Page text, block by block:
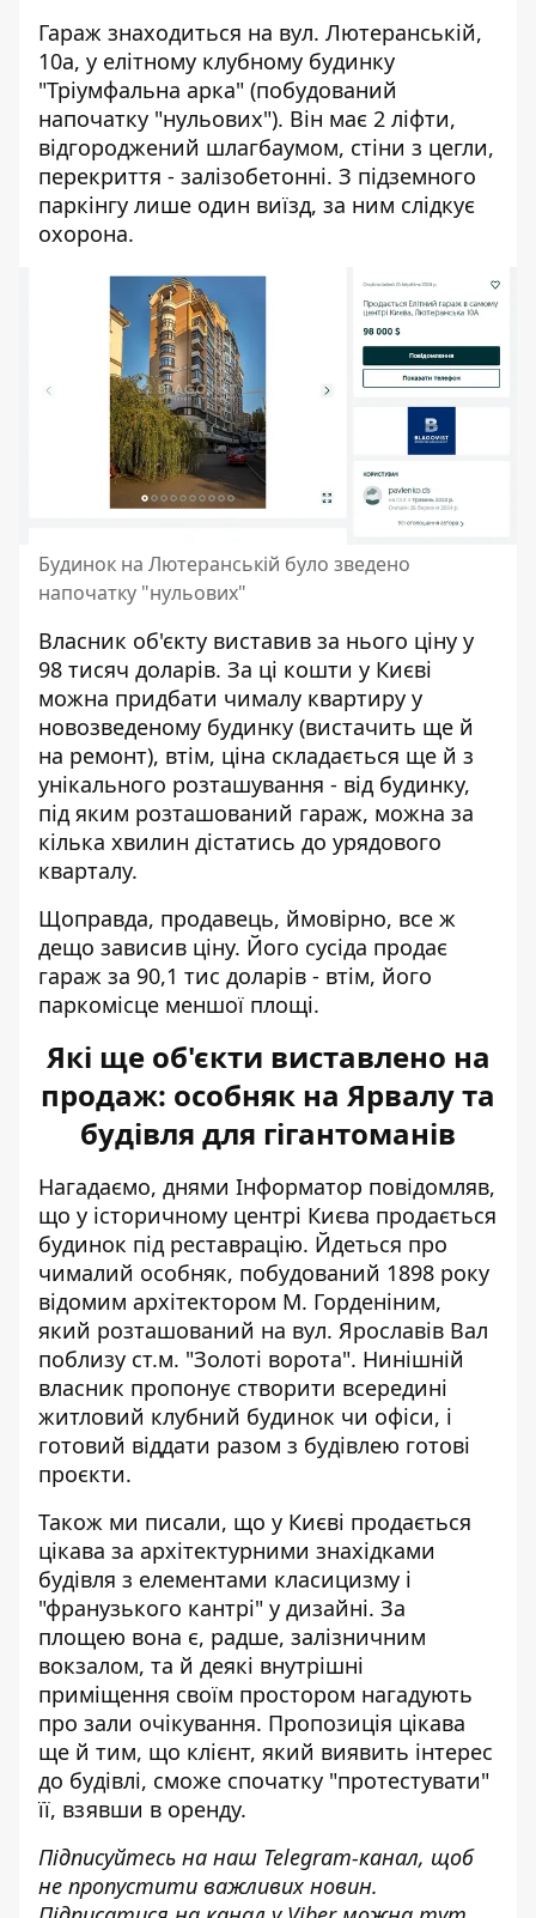
Гараж знаходиться на вул. Лютеранській,
10а, у елітному клубному будинку
"Тріумфальна арка" (побудований
напочатку "нульових"). Він має 2 ліфти,
відгороджений шлагбаумом, стіни з цегли,
перекриття - залізобетонні. З підземного
паркінгу лише один виїзд, за ним слідкує
охорона.
Будинок на Лютеранській було зведено
напочатку "нульових"
Власник об'єкту виставив за нього ціну у
98 тисяч доларів. За ці кошти у Києві
можна придбати чималу квартиру у
новозведеному будинку (вистачить ще й
на ремонт), втім, ціна складається ще й з
унікального розташування - від будинку,
під яким розташований гараж, можна за
кілька хвилин дістатись до урядового
кварталу.
Щоправда, продавець, ймовірно, все ж
дещо зависив ціну. Його сусіда продає
гараж за 90,1 тис доларів - втім, його
паркомісце меншої площі.
Які ще об'єкти виставлено на
продаж: особняк на Ярвалу та
будівля для гігантоманів
Нагадаємо, днями Інформатор повідомляв,
що у історичному центрі Києва продається
будинок під реставрацію. Йдеться про
чималий особняк, побудований 1898 року
відомим архітектором М. Горденіним,
який розташований на вул. Ярославів Вал
поблизу ст.м. "Золоті ворота". Нинішній
власник пропонує створити всередині
житловий клубний будинок чи офіси, і
готовий віддати разом з будівлею готові
проєкти.
Також ми писали, що у Києві продається
цікава за архітектурними знахідками
будівля з елементами класицизму і
"франузького кантрі" у дизайні. За
площею вона є, радше, залізничним
вокзалом, та й деякі внутрішні
приміщення своїм простором нагадують
про зали очікування. Пропозиція цікава
ще й тим, що клієнт, який виявить інтерес
до будівлі, сможе спочатку "протестувати"
її, взявши в оренду.
Підписуйтесь на наш Telegram-канал, щоб
не пропустити важливих новин.